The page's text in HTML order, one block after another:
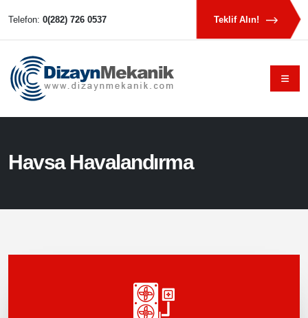
Telefon: 0(282) 726 0537 Teklif Alın!
Havsa Havalandırma